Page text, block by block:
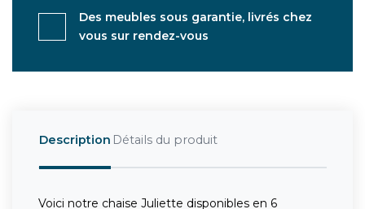
Des meubles sous garantie, livrés chez
vous sur rendez-vous
Description Détails du produit
Voici notre chaise Juliette disponibles en 6